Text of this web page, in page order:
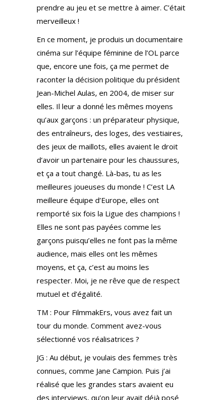
prendre au jeu et se mettre à aimer. C’était
merveilleux !
En ce moment, je produis un documentaire
cinéma sur l’équipe féminine de l’OL parce
que, encore une fois, ça me permet de
raconter la décision politique du président
Jean-Michel Aulas, en 2004, de miser sur
elles. Il leur a donné les mêmes moyens
qu’aux garçons : un préparateur physique,
des entraîneurs, des loges, des vestiaires,
des jeux de maillots, elles avaient le droit
d’avoir un partenaire pour les chaussures,
et ça a tout changé. Là-bas, tu as les
meilleures joueuses du monde ! C’est LA
meilleure équipe d’Europe, elles ont
remporté six fois la Ligue des champions !
Elles ne sont pas payées comme les
garçons puisqu’elles ne font pas la même
audience, mais elles ont les mêmes
moyens, et ça, c’est au moins les
respecter. Moi, je ne rêve que de respect
mutuel et d’égalité.
TM : Pour FilmmakErs, vous avez fait un
tour du monde. Comment avez-vous
sélectionné vos réalisatrices ?
JG : Au début, je voulais des femmes très
connues, comme Jane Campion. Puis j’ai
réalisé que les grandes stars avaient eu
des interviews, qu’on leur avait déjà posé